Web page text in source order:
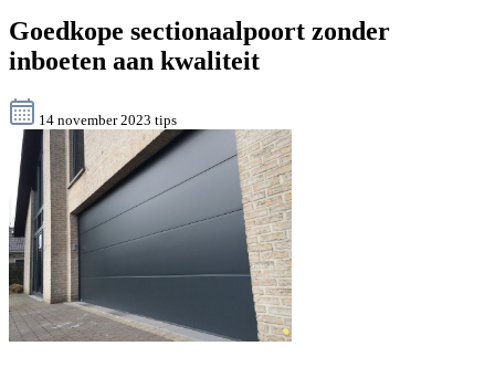
Goedkope sectionaalpoort zonder
inboeten aan kwaliteit
14 november 2023 tips